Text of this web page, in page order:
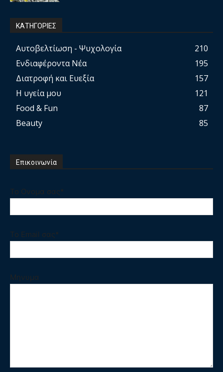
ΚΑΤΗΓΟΡΙΕΣ
Αυτοβελτίωση - Ψυχολογία
210
Ενδιαφέροντα Νέα
195
Διατροφή και Ευεξία
157
Η υγεία μου
121
Food & Fun
87
Beauty
85
Επικοινωνία
Το Ονομα σας*
Το Email σας*
Μηνυμα